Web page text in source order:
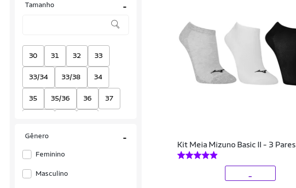
Tamanho -
30 31 32 33
33/34 33/38 34
35 35/36 36 37
39/40
Gênero -
Feminino
Masculino
Kit Meia Mizuno Basic II - 3 Pares